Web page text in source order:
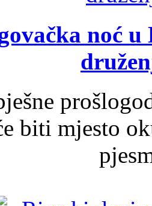
noć
biti mjesto